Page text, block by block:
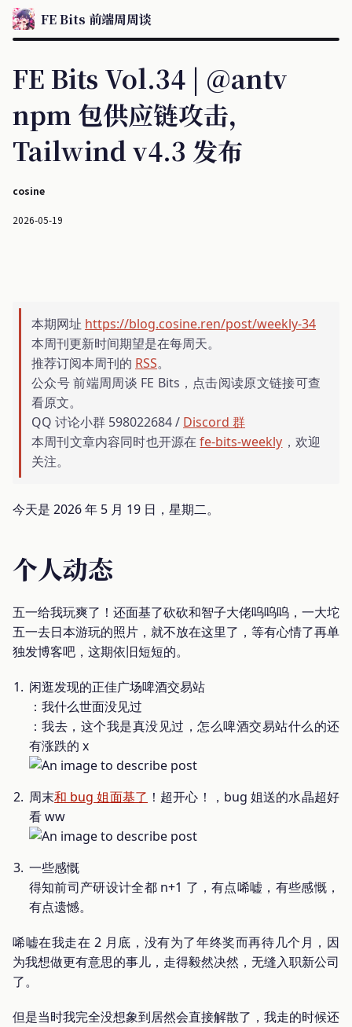
FE Bits 前端周周谈
FE Bits Vol.34 | @antv
npm 包供应链攻击，
Tailwind v4.3 发布
cosine
2026-05-19
本期网址 https://blog.cosine.ren/post/weekly-34
本周刊更新时间期望是在每周天。
推荐订阅本周刊的 RSS。
公众号 前端周周谈 FE Bits，点击阅读原文链接可查
看原文。
QQ 讨论小群 598022684 / Discord 群
本周刊文章内容同时也开源在fe-bits-weekly ，欢迎
关注。
今天是 2026 年 5 月 19 日，星期二。
个人动态
五一给我玩爽了！还面基了砍砍和智子大佬呜呜呜，一大坨
五一去日本游玩的照片，就不放在这里了，等有心情了再单
独发博客吧，这期依旧短短的。
闲逛发现的正佳广场啤酒交易站
：我什么世面没见过
：我去，这个我是真没见过，怎么啤酒交易站什么的还
有涨跌的 x
周末和 bug 姐面基了 ！超开心！，bug 姐送的水晶超好
看 ww
一些感慨
得知前司产研设计全都 n+1 了，有点唏嘘，有些感慨，
有点遗憾。
唏嘘在我走在 2 月底，没有为了年终奖而再待几个月，因
为我想做更有意思的事儿，走得毅然决然，无缝入职新公司
了。
但是当时我完全没想象到居然会直接解散了，我走的时候还